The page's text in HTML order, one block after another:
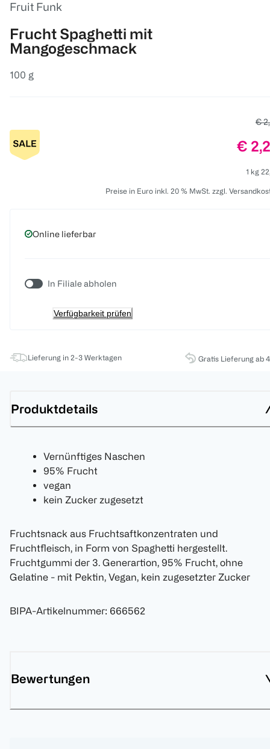
Fruit Funk
Frucht Spaghetti mit
Mangogeschmack
100 g
€
€
1 kg
Preise in Euro inkl. 20 % MwSt. zzgl.
Online lieferbar
In Filiale abholen
Verfügbarkeit prüfen
Lieferung in 2-3 Werktagen Gratis Lieferung ab
Produktdetails
Vernünftiges Naschen
95% Frucht
vegan
kein Zucker zugesetzt
Fruchtsnack aus Fruchtsaftkonzentraten und
Fruchtfleisch, in Form von Spaghetti hergestellt.
Fruchtgummi der 3. Generartion, 95% Frucht, ohne
Gelatine - mit Pektin, Vegan, kein zugesetzter Zucker
BIPA-Artikelnummer: 666562
Bewertungen